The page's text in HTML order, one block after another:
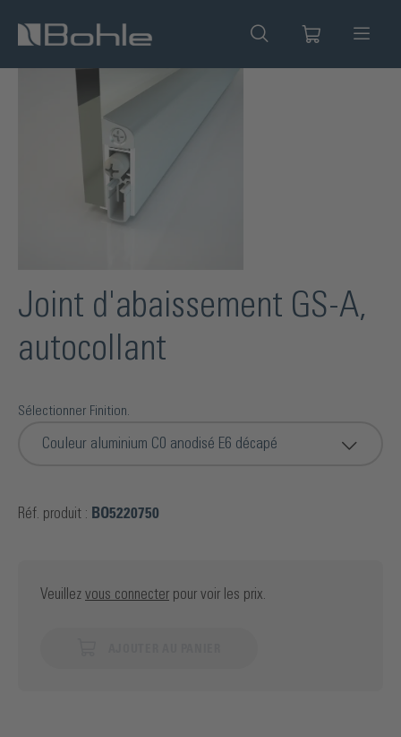
principal
Joint d'abaissement GS-A,
autocollant
Sélectionner Finition.
Couleur aluminium C0 anodisé E6 décapé
Réf. produit : BO5220750
Veuillez vous connecter pour voir les prix.